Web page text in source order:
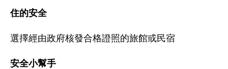
住的安全
選擇經由政府核發合格證照的旅館或民宿
安全小幫手